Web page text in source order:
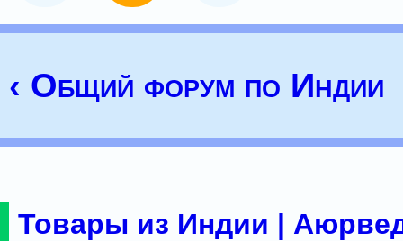
‹ Общий форум по Индии
Товары из Индии |